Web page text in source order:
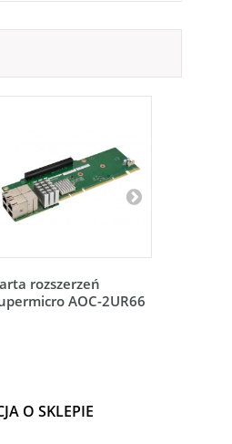
rozszerzeń
AOC-2UR66
O SKLEPIE